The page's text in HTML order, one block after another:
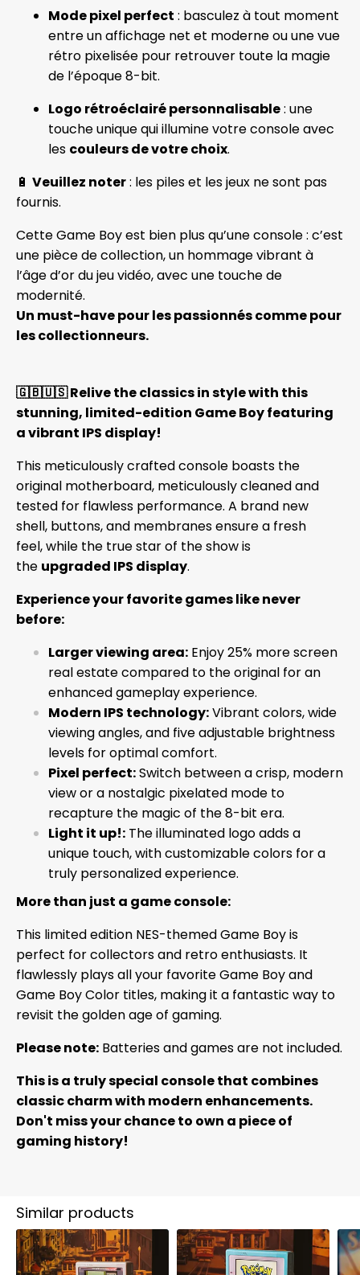
Mode pixel perfect : basculez à tout moment
entre un affichage net et moderne ou une vue
rétro pixelisée pour retrouver toute la magie
de l’époque 8-bit.
Logo rétroéclairé personnalisable: une
touche unique qui illumine votre console avec
les couleurs de votre choix.
🔋 Veuillez noter: les piles et les jeux ne sont pas
fournis.
Cette Game Boy est bien plus qu’une console : c’est
une pièce de collection, un hommage vibrant à
l’âge d’or du jeu vidéo, avec une touche de
modernité.
Un must-have pour les passionnés comme pour
les collectionneurs.
🇬🇧🇺🇸Relive the classics in style with this
stunning, limited-edition Game Boy featuring
a vibrant IPS display!
This meticulously crafted console boasts the
original motherboard, meticulously cleaned and
tested for flawless performance. A brand new
shell, buttons, and membranes ensure a fresh
feel, while the true star of the show is
the upgraded IPS display.
Experience your favorite games like never
before:
Larger viewing area: Enjoy 25% more screen
real estate compared to the original for an
enhanced gameplay experience.
Modern IPS technology:Vibrant colors, wide
viewing angles, and five adjustable brightness
levels for optimal comfort.
Pixel perfect:Switch between a crisp, modern
view or a nostalgic pixelated mode to
recapture the magic of the 8-bit era.
Light it up!: The illuminated logo adds a
unique touch, with customizable colors for a
truly personalized experience.
More than just a game console:
This limited edition NES-themed Game Boy is
perfect for collectors and retro enthusiasts. It
flawlessly plays all your favorite Game Boy and
Game Boy Color titles, making it a fantastic way to
revisit the golden age of gaming.
Please note: Batteries and games are not included.
This is a truly special console that combines
classic charm with modern enhancements.
Don't miss your chance to own a piece of
gaming history!
Similar products